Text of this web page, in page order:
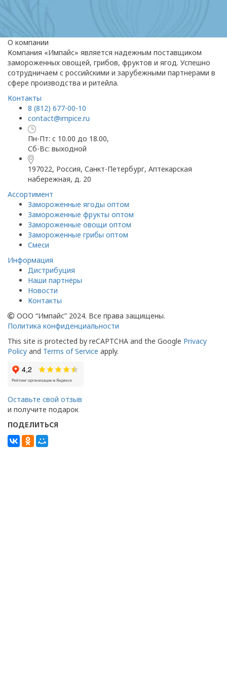
О компании
Компания «Импайс» является надежным поставщиком
замороженных овощей, грибов, фруктов и ягод. Успешно
сотрудничаем с российскими и зарубежными партнерами в
сфере производства и ритейла.
Контакты
8 (812) 677-00-10
contact@impice.ru
Пн-Пт: с 10.00 до 18.00,
Сб-Вс: выходной
197022, Россия, Санкт-Петербург, Аптекарская
набережная, д. 20
Ассортимент
Замороженные ягоды оптом
Замороженные фрукты оптом
Замороженные овощи оптом
Замороженные грибы оптом
Смеси
Информация
Дистрибуция
Наши партнёры
Новости
Контакты
ООО “Импайс” 2024. Все права защищены.
Политика конфиденциальности
This site is protected by reCAPTCHA and the Google Privacy
Policy and Terms of Service apply.
Оставьте свой отзыв
и получите подарок
ПОДЕЛИТЬСЯ